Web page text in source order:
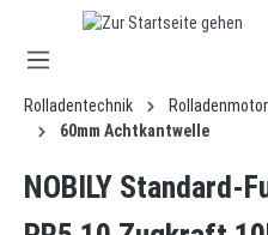
springen
Rolladentechnik Rolladenmotor
60mm Achtkantwelle
NOBILY Standard-